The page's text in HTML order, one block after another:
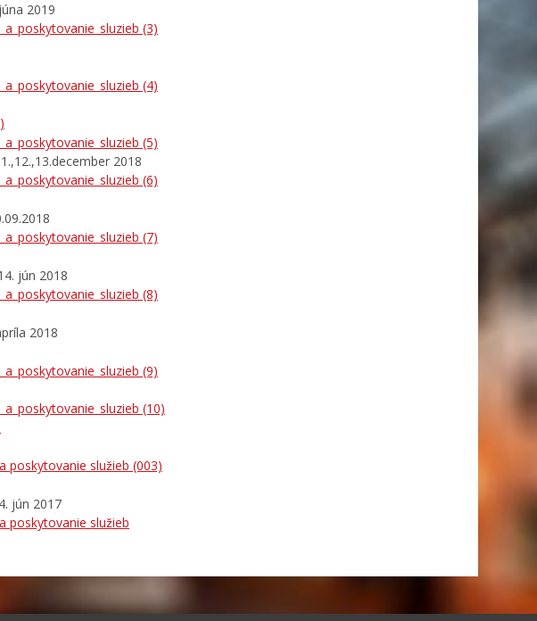
2019
(3)
(4)
(5)
2018
(6)
(7)
jún 2018
(8)
2018
(9)
(10)
poskytovanie služieb (003)
jún 2017
poskytovanie služieb